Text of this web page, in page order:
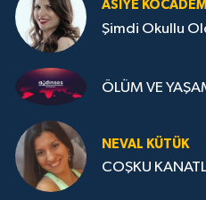
ASIYE
Şimdi Okullu
ÖLÜM VE
NEVAL KÜTÜK
COŞKU